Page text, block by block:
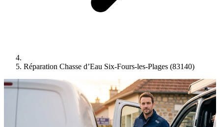
Réparation Chasse d’Eau Six-Fours-les-Plages (83140)